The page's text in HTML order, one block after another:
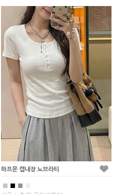
하프문 캡내장 노브라티
■